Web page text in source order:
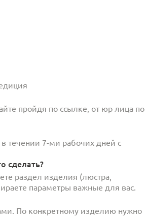
пройдя по ссылке, от юр лица по
течении 7-ми рабочих дней с
сделать?
раздел изделия (люстра,
параметры важные для вас.
По конкретному изделию нужно